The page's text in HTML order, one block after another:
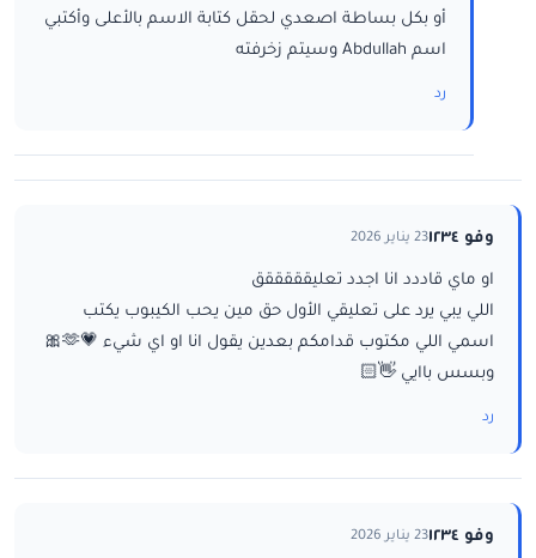
أو بكل بساطة اصعدي لحقل كتابة الاسم بالأعلى وأكتبي
اسم Abdullah وسيتم زخرفته
رد
وفو ١٢٣٤ 23 يناير 2026
او ماي قاددد انا اجدد تعليقققققق
اللي يبي يرد على تعليقي الأول حق مين يحب الكيبوب يكتب
اسمي اللي مكتوب قدامكم بعدين يقول انا او اي شيء 💗🫶🎀
وبسس باايي 👋🏻
رد
وفو ١٢٣٤ 23 يناير 2026